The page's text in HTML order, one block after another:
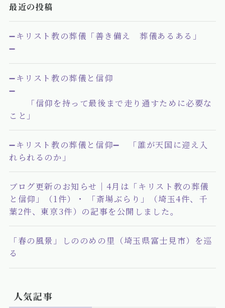
最近の投稿
➖キリスト教の葬儀「善き備え 葬儀あるある」
➖
➖キリスト教の葬儀と信仰
➖
「信仰を持って最後まで走り通すために必要な
こと」
➖キリスト教の葬儀と信仰➖ 「誰が天国に迎え入
れられるのか」
ブログ更新のお知らせ｜4月は「キリスト教の葬儀
と信仰」（1件）・ 「斎場ぶらり」（埼玉4件、千
葉2件、東京3件）の記事を公開しました。
「春の風景」しののめの里（埼玉県富士見市）を巡
る
人気記事